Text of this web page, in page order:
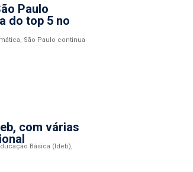
Paulo
do top 5 no
São Paulo continua
com várias
Básica (Ideb),